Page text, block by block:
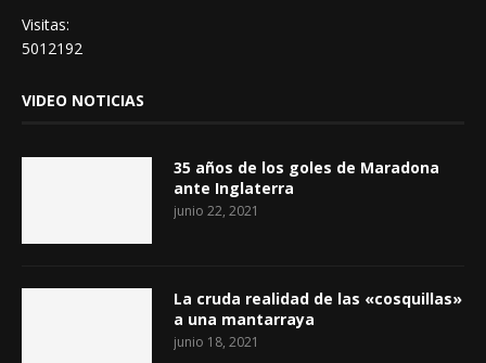
Visitas:
5012192
VIDEO NOTICIAS
35 años de los goles de Maradona
ante Inglaterra
junio 22, 2021
La cruda realidad de las «cosquillas»
a una mantarraya
junio 18, 2021